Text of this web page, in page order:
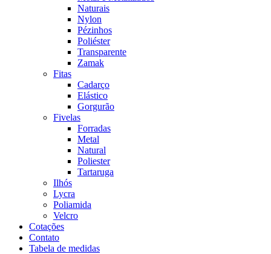
Naturais
Nylon
Pézinhos
Poliéster
Transparente
Zamak
Fitas
Cadarço
Elástico
Gorgurão
Fivelas
Forradas
Metal
Natural
Poliester
Tartaruga
Ilhós
Lycra
Poliamida
Velcro
Cotações
Contato
Tabela de medidas